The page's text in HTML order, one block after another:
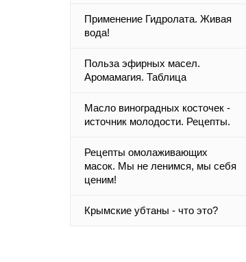
Применение Гидролата. Живая
вода!
Польза эфирных масел.
Аромамагия. Таблица
Масло виноградных косточек -
источник молодости. Рецепты.
Рецепты омолаживающих
масок. Мы не ленимся, мы себя
ценим!
Крымские убтаны - что это?